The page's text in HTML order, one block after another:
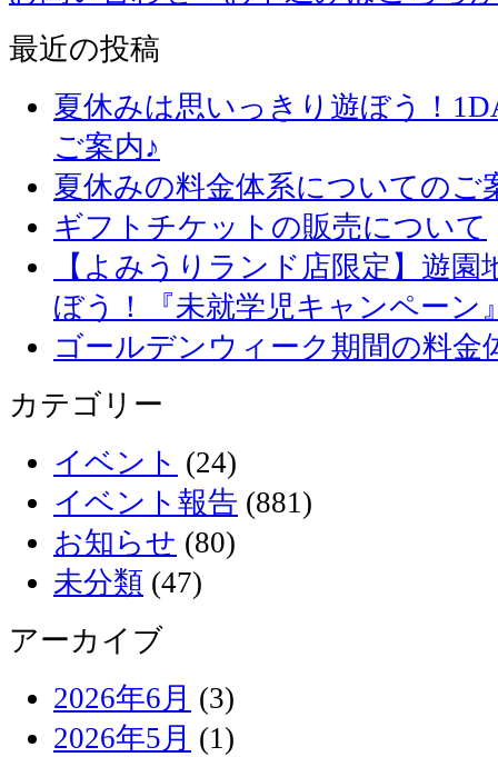
最近の投稿
夏休みは思いっきり遊ぼう！
ご案内♪
夏休みの料金体系についてのご
ギフトチケットの販売について
【よみうりランド店限定】遊
ぼう！『未就学児キャンペーン
ゴールデンウィーク期間の料金
カテゴリー
イベント (24)
イベント報告 (881)
お知らせ (80)
未分類 (47)
アーカイブ
2026年6月 (3)
2026年5月 (1)